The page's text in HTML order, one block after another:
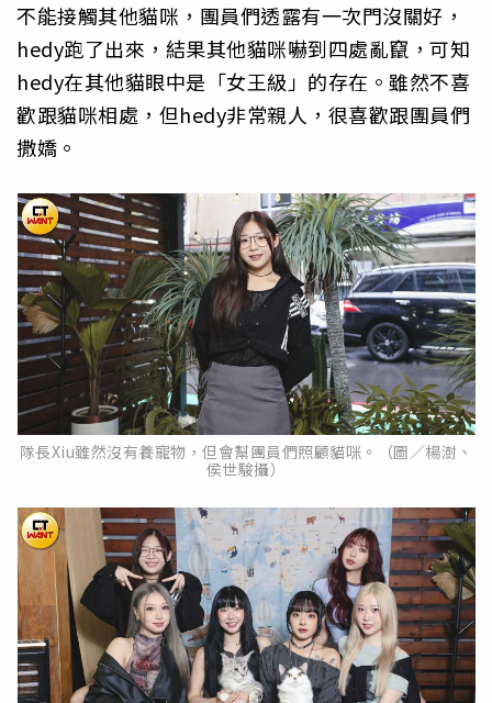
不能接觸其他貓咪，團員們透露有一次門沒關好，
hedy跑了出來，結果其他貓咪嚇到四處亂竄，可知
hedy在其他貓眼中是「女王級」的存在。雖然不喜
歡跟貓咪相處，但hedy非常親人，很喜歡跟團員們
撒嬌。
隊長Xiu雖然沒有養寵物，但會幫團員們照顧貓咪。（圖／楊澍、
侯世駿攝）